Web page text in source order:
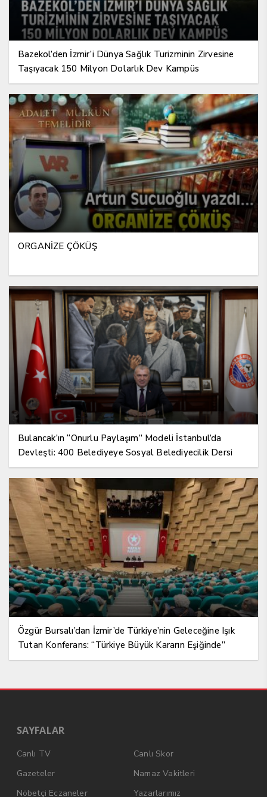
Bazekol’den İzmir’i Dünya Sağlık Turizminin Zirvesine
Taşıyacak 150 Milyon Dolarlık Dev Kampüs
ORGANİZE ÇÖKÜŞ
Bulancak’ın “Onurlu Paylaşım” Modeli İstanbul’da
Devleşti: 400 Belediyeye Sosyal Belediyecilik Dersi
Özgür Bursalı’dan İzmir’de Türkiye’nin Geleceğine Işık
Tutan Konferans: “Türkiye Büyük Kararın Eşiğinde”
SAYFALAR
Canlı TV
Canlı Skor
Gazeteler
Namaz Vakitleri
Nöbetçi Eczaneler
Yazarlarımız